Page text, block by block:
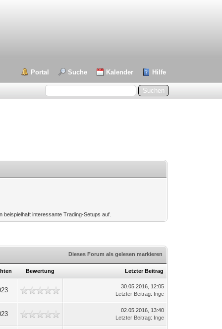
Portal Suche Kalender Hilfe
interessante Trading-Setups auf.
Dieses Forum als gelesen markieren
Bewertung Letzter Beitrag
30.05.2016, 12:05
Letzter Beitrag: Inge
02.05.2016, 13:40
Letzter Beitrag: Inge